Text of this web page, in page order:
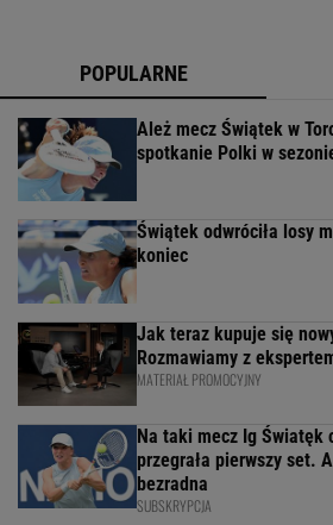
POPULARNE
Ależ mecz Świątek w
spotkanie Polki w
Świątek odwróciła losy
koniec
Jak teraz kupuje się
Rozmawiamy z
MATERIAŁ PROMOCYJNY
Na taki mecz Ig Światęk
przegrała pierwszy set.
bezradna
SUBSKRYPCJA